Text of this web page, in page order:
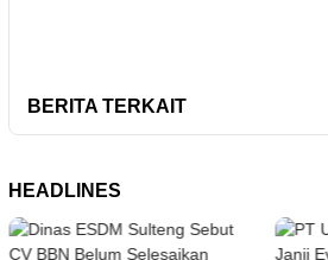
BERITA TERKAIT
HEADLINES